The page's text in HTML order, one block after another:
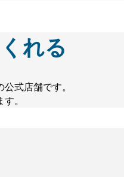
れる
式店舗です。
。